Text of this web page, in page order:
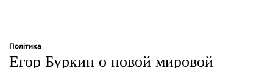
Політика
Егор Буркин о новой мировой